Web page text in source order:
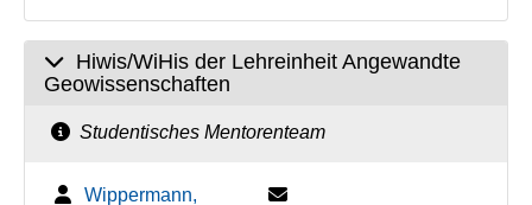
Hiwis/WiHis der Lehreinheit Angewandte
Geowissenschaften
Studentisches Mentorenteam
Wippermann,